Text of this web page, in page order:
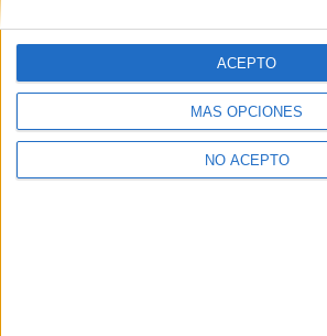
MÁS OPCIONES
NO ACEPTO
ACEPTO